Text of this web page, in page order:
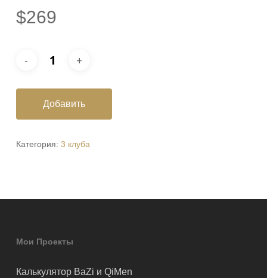
$269
Добавить
Категория: 3 клуба
Мои Проекты
Калькулятор BaZi и QiMen